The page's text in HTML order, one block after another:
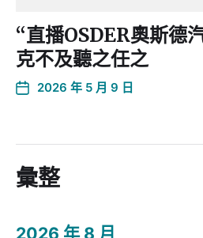
“直播OSDER奧斯德
克不及聽之任之
2026 年 5 月 9 日
彙整
2026 年 8 月